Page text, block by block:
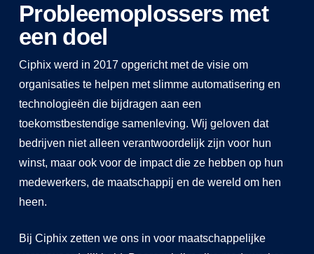
Probleemoplossers met
een doel
Ciphix werd in 2017 opgericht met de visie om
organisaties te helpen met slimme automatisering en
technologieën die bijdragen aan een
toekomstbestendige samenleving. Wij geloven dat
bedrijven niet alleen verantwoordelijk zijn voor hun
winst, maar ook voor de impact die ze hebben op hun
medewerkers, de maatschappij en de wereld om hen
heen.
Bij Ciphix zetten we ons in voor maatschappelijke